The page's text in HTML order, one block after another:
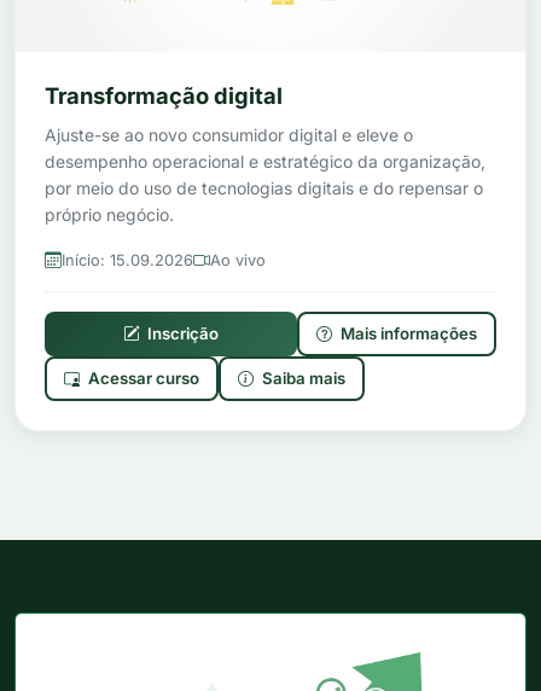
Transformação digital
Ajuste-se ao novo consumidor digital e eleve o
desempenho operacional e estratégico da organização,
por meio do uso de tecnologias digitais e do repensar o
próprio negócio.
Início: 15.09.2026 Ao vivo
Inscrição Mais informações
Acessar curso Saiba mais